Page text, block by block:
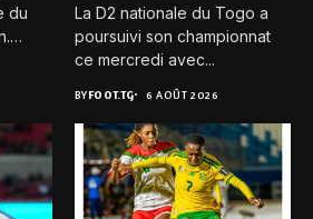
du
La D2 nationale du Togo a
poursuivi son championnat
ce mercredi avec...
BYFOOT.TG 6 AOÛT 2026